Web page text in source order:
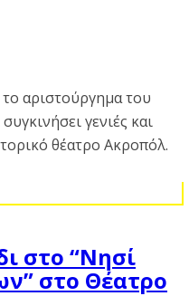
το αριστούργημα του
γενιές και
θέατρο Ακροπόλ.
στο “Νησί
στο Θέατρο